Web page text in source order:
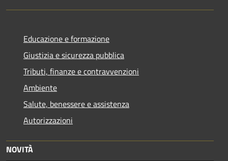
Educazione e formazione
Giustizia e sicurezza pubblica
Tributi, finanze e contravvenzioni
Ambiente
Salute, benessere e assistenza
Autorizzazioni
NOVITÀ